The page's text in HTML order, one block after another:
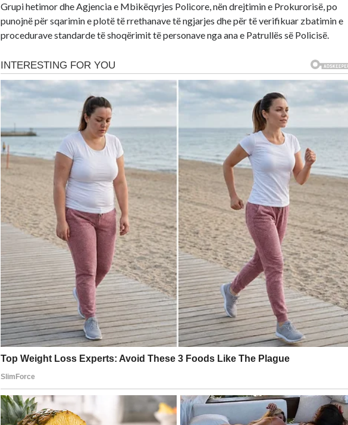
Grupi hetimor dhe Agjencia e Mbikëqyrjes Policore, nën drejtimin e Prokurorisë, po
punojnë për sqarimin e plotë të rrethanave të ngjarjes dhe për të verifikuar zbatimin e
procedurave standarde të shoqërimit të personave nga ana e Patrullës së Policisë.